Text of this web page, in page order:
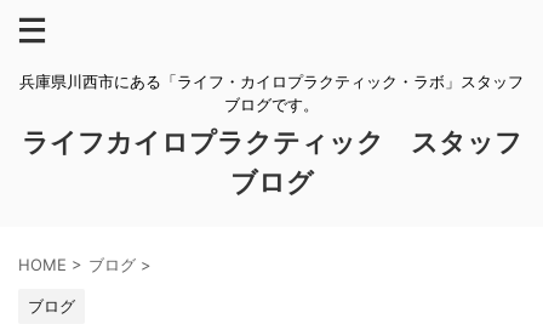
兵庫県川西市にある「ライフ・カイロプラクティック・ラボ」スタッフ
ブログです。
ライフカイロプラクティック スタッフ
ブログ
HOME > ブログ >
ブログ